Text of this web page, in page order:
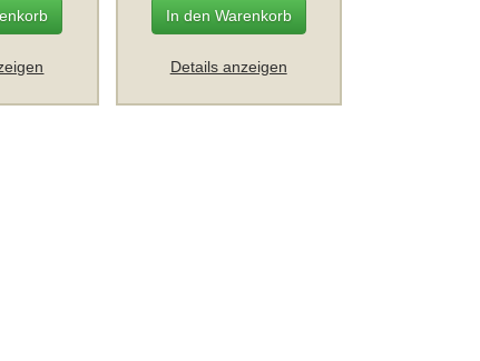
In den Warenkorb
Details anzeigen